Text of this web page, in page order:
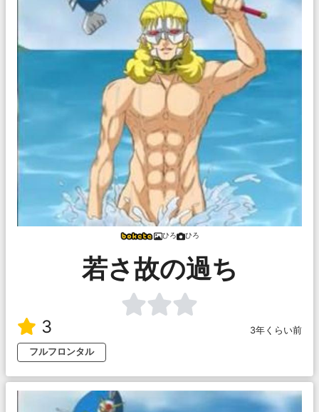
ひろ ひろ
若さ故の過ち
3
3年くらい前
フルフロンタル